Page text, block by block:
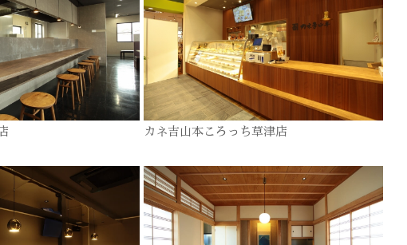
カネ吉山本ころっち草津店